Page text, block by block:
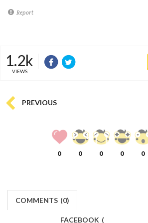
Report
1.2k
VIEWS
PREVIOUS
0 0 0 0 0
COMMENTS (0)
FACEBOOK (